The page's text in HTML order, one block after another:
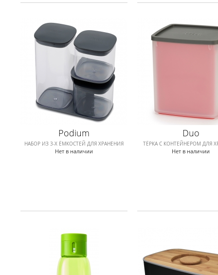
Podium
НАБОР ИЗ 3-Х ЁМКОСТЕЙ ДЛЯ ХРАНЕНИЯ
Нет в наличии
Duo
ТЁРКА С КОНТЕЙНЕРОМ ДЛЯ
Нет в наличии